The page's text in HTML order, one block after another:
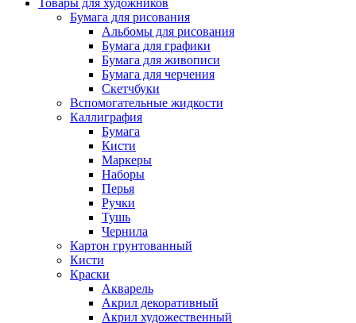
Товары для художников
Бумага для рисования
Альбомы для рисования
Бумага для графики
Бумага для живописи
Бумага для черчения
Скетчбуки
Вспомогательные жидкости
Каллиграфия
Бумага
Кисти
Маркеры
Наборы
Перья
Ручки
Тушь
Чернила
Картон грунтованный
Кисти
Краски
Акварель
Акрил декоративный
Акрил художественный